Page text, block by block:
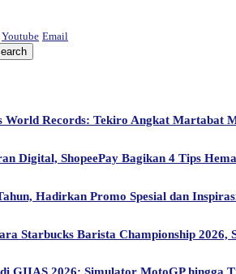
Youtube Email
World Records: Tekiro Angkat Martabat
Digital, ShopeePay Bagikan 4 Tips
Hadirkan Promo Spesial dan
Starbucks Barista Championship 2026,